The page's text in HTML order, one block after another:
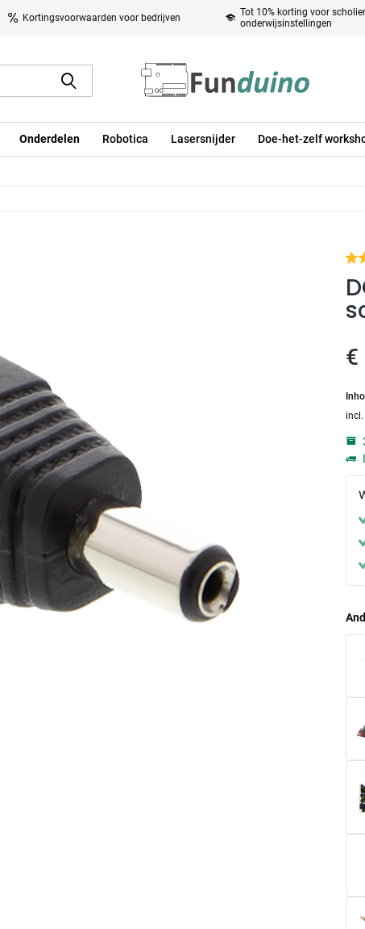
Kortingsvoorwaarden voor bedrijven
Tot 10% korting voor
onderwijsinstellingen
Onderdelen Robotica Lasersnijder Doe-het-zelf
€